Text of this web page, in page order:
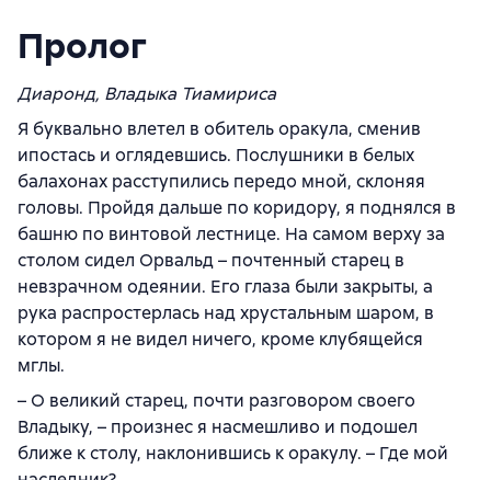
Пролог
Диаронд, Владыка Тиамириса
Я буквально влетел в обитель оракула, сменив
ипостась и оглядевшись. Послушники в белых
балахонах расступились передо мной, склоняя
головы. Пройдя дальше по коридору, я поднялся в
башню по винтовой лестнице. На самом верху за
столом сидел Орвальд – почтенный старец в
невзрачном одеянии. Его глаза были закрыты, а
рука распростерлась над хрустальным шаром, в
котором я не видел ничего, кроме клубящейся
мглы.
– О великий старец, почти разговором своего
Владыку, – произнес я насмешливо и подошел
ближе к столу, наклонившись к оракулу. – Где мой